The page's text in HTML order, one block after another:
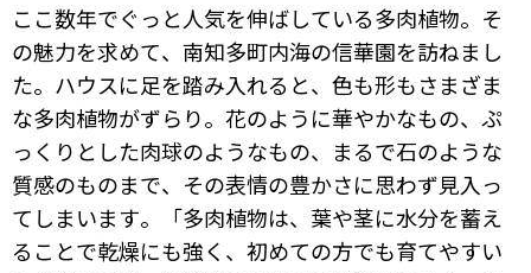
ここ数年でぐっと人気を伸ばしている多肉植物。そ
の魅力を求めて、南知多町内海の信華園を訪ねまし
た。ハウスに足を踏み入れると、色も形もさまざま
な多肉植物がずらり。花のように華やかなもの、ぷ
っくりとした肉球のようなもの、まるで石のような
質感のものまで、その表情の豊かさに思わず見入っ
てしまいます。「多肉植物は、葉や茎に水分を蓄え
ることで乾燥にも強く、初めての方でも育てやすい